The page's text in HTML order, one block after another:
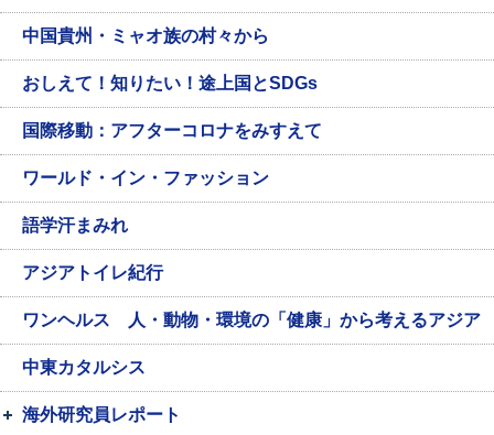
中国貴州・ミャオ族の村々から
おしえて！知りたい！途上国とSDGs
国際移動：アフターコロナをみすえて
ワールド・イン・ファッション
語学汗まみれ
アジアトイレ紀行
ワンヘルス 人・動物・環境の「健康」から考えるアジア
中東カタルシス
海外研究員レポート